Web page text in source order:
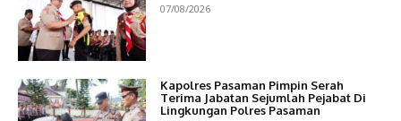
07/08/2026
Kapolres Pasaman Pimpin Serah
Terima Jabatan Sejumlah Pejabat Di
Lingkungan Polres Pasaman